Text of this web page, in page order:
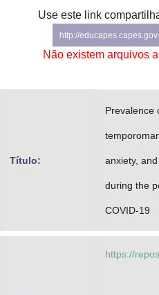
Advocacia-Geral da União
Banco Central do Brasil
Use este link
http://
Não existem arquivos
Título:
Prevalence
anxiety,
during the
COVID-19
https://